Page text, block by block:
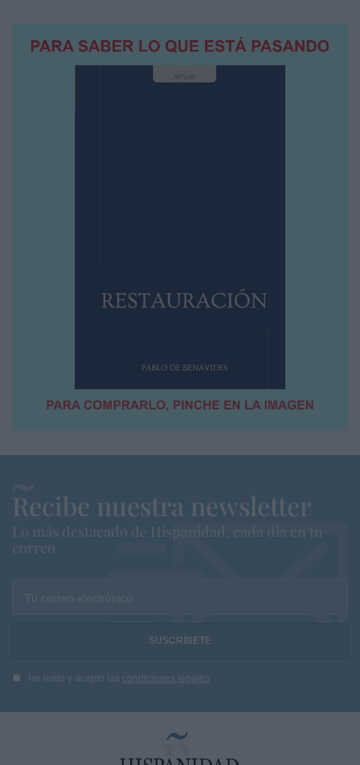
Recibe nuestra newsletter
Lo más destacado de Hispanidad, cada dia en tu
correo
Tu correo electrónico...
He leído y acepto las condiciones legales